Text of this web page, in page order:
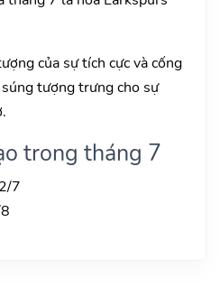
của sự tích cực và cống
tượng trưng cho sự
trong tháng 7
7